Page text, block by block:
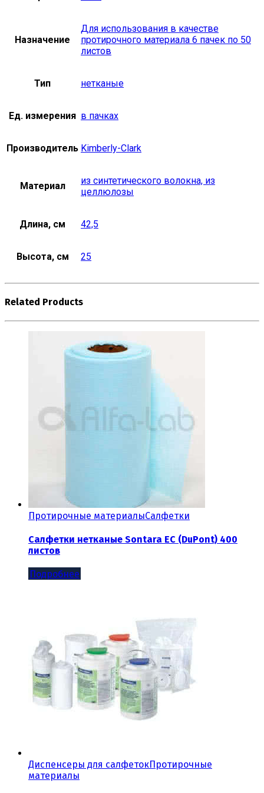
Назначение
Для использования в качестве
протирочного материала 6 пачек по 50
листов
Тип нетканые
Ед. измерения в пачках
Производитель Kimberly-Clark
Материал
из синтетического волокна, из
целлюлозы
Длина, см 42,5
Высота, см 25
Related Products
Протирочные материалыСалфетки
Салфетки нетканые Sontara EC (DuPont) 400
листов
Подробнее
Диспенсеры для салфетокПротирочные
материалы